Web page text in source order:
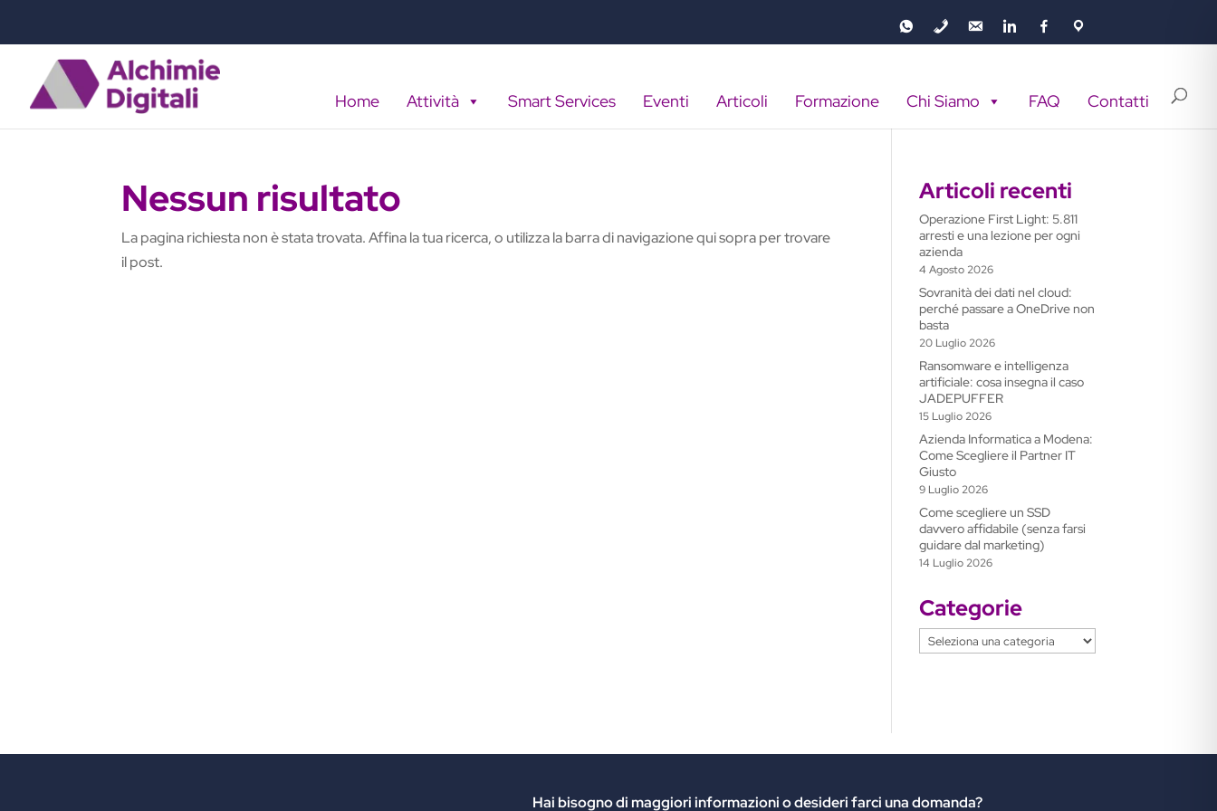
Home Attività Smart Services Eventi Articoli Formazione Chi Siamo FAQ Contatti
Nessun risultato
La pagina richiesta non è stata trovata. Affina la tua ricerca, o utilizza la barra di navigazione qui sopra per trovare
il post.
Articoli recenti
Operazione First Light: 5.811
arresti e una lezione per ogni
azienda
4 Agosto 2026
Sovranità dei dati nel cloud:
perché passare a OneDrive non
basta
20 Luglio 2026
Ransomware e intelligenza
artificiale: cosa insegna il caso
JADEPUFFER
15 Luglio 2026
Azienda Informatica a Modena:
Come Scegliere il Partner IT
Giusto
9 Luglio 2026
Come scegliere un SSD
davvero affidabile (senza farsi
guidare dal marketing)
14 Luglio 2026
Categorie
Categorie
Hai bisogno di maggiori informazionio desideri farci una domanda?